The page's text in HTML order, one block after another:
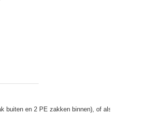
buiten en 2 PE zakken binnen), of als